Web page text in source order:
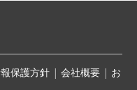
保護方針| 会社概要| お